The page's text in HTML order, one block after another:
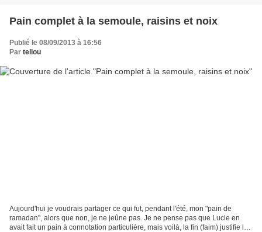
Pain complet à la semoule, raisins et noix
Publié le 08/09/2013 à 16:56
Par tellou
Aujourd'hui je voudrais partager ce qui fut, pendant l'été, mon "pain de
ramadan", alors que non, je ne jeûne pas. Je ne pense pas que Lucie en
avait fait un pain à connotation particulière, mais voilà, la fin (faim) justifie les